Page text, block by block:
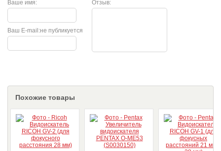
Ваше имя: Отзыв:
не публикуется
Ваш E-mail:
Похожие товары